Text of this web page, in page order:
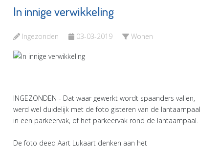
In innige verwikkeling
Ingezonden 03-03-2019 Wonen
INGEZONDEN - Dat waar gewerkt wordt spaanders vallen,
werd wel duidelijk met de foto gisteren van de lantaarnpaal
in een parkeervak, of het parkeervak rond de lantaarnpaal.
De foto deed Aart Lukaart denken aan het